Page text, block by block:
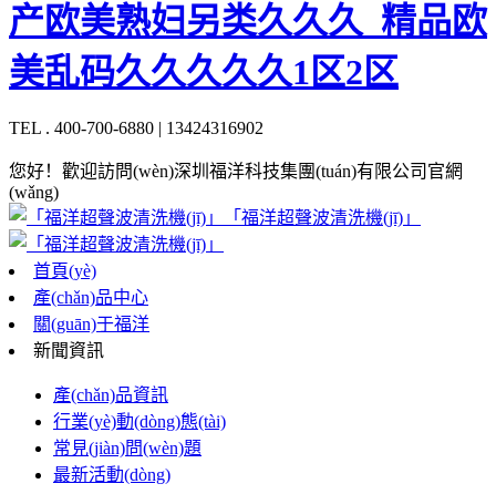
产欧美熟妇另类久久久_精品欧
美乱码久久久久久1区2区
TEL . 400-700-6880 | 13424316902
您好！歡迎訪問(wèn)深圳福洋科技集團(tuán)有限公司官網
(wǎng)
「福洋超聲波清洗機(jī)」
首頁(yè)
產(chǎn)品中心
關(guān)于福洋
新聞資訊
產(chǎn)品資訊
行業(yè)動(dòng)態(tài)
常見(jiàn)問(wèn)題
最新活動(dòng)